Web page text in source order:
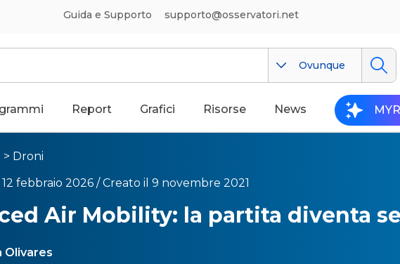
Guida e Supporto supporto@osservatori.net
Ovunque
Report Grafici Risorse News
> Droni
febbraio 2026 / Creato il 9 novembre 2021
Air Mobility: la partita diventa
Olivares